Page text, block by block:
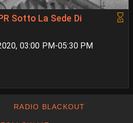
Sotto La Sede Di
03:00 PM-05:30 PM
RADIO BLACKOUT